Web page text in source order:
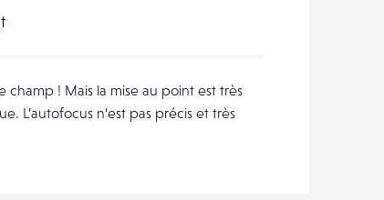
! Mais la mise au point est très
L’autofocus n’est pas précis et très